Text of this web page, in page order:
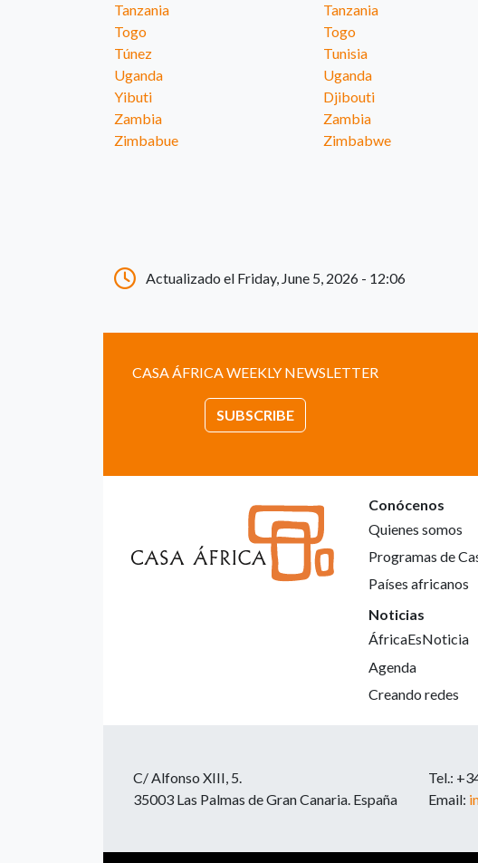
Tanzania
Tanzania
Togo
Togo
Túnez
Tunisia
Uganda
Uganda
Yibuti
Djibouti
Zambia
Zambia
Zimbabue
Zimbabwe
Actualizado el Friday, June 5, 2026 - 12:06
CASA ÁFRICA WEEKLY NEWSLETTER
SUBSCRIBE
Conócenos
Quienes somos
Programas de
Países africanos
Noticias
ÁfricaEsNoticia
Agenda
Creando redes
C/ Alfonso XIII, 5.
35003 Las Palmas de Gran Canaria. España
Tel.:
Email: